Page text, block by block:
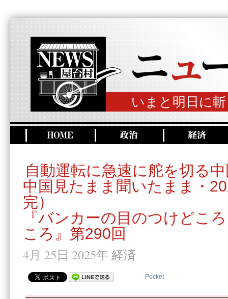
いまと明日に
自動運転に急速に舵を切る
中国見たまま聞いたまま・
完）
『バンカーの目のつけどこ
ころ』第290回
4月 25日 2025年 経済
Pocket